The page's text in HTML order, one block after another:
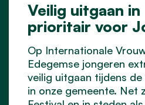
Veilig uitgaan in
prioritair voor
Op Internationale
Edegemse jongeren
veilig uitgaan tijdens de
in onze gemeente. Net